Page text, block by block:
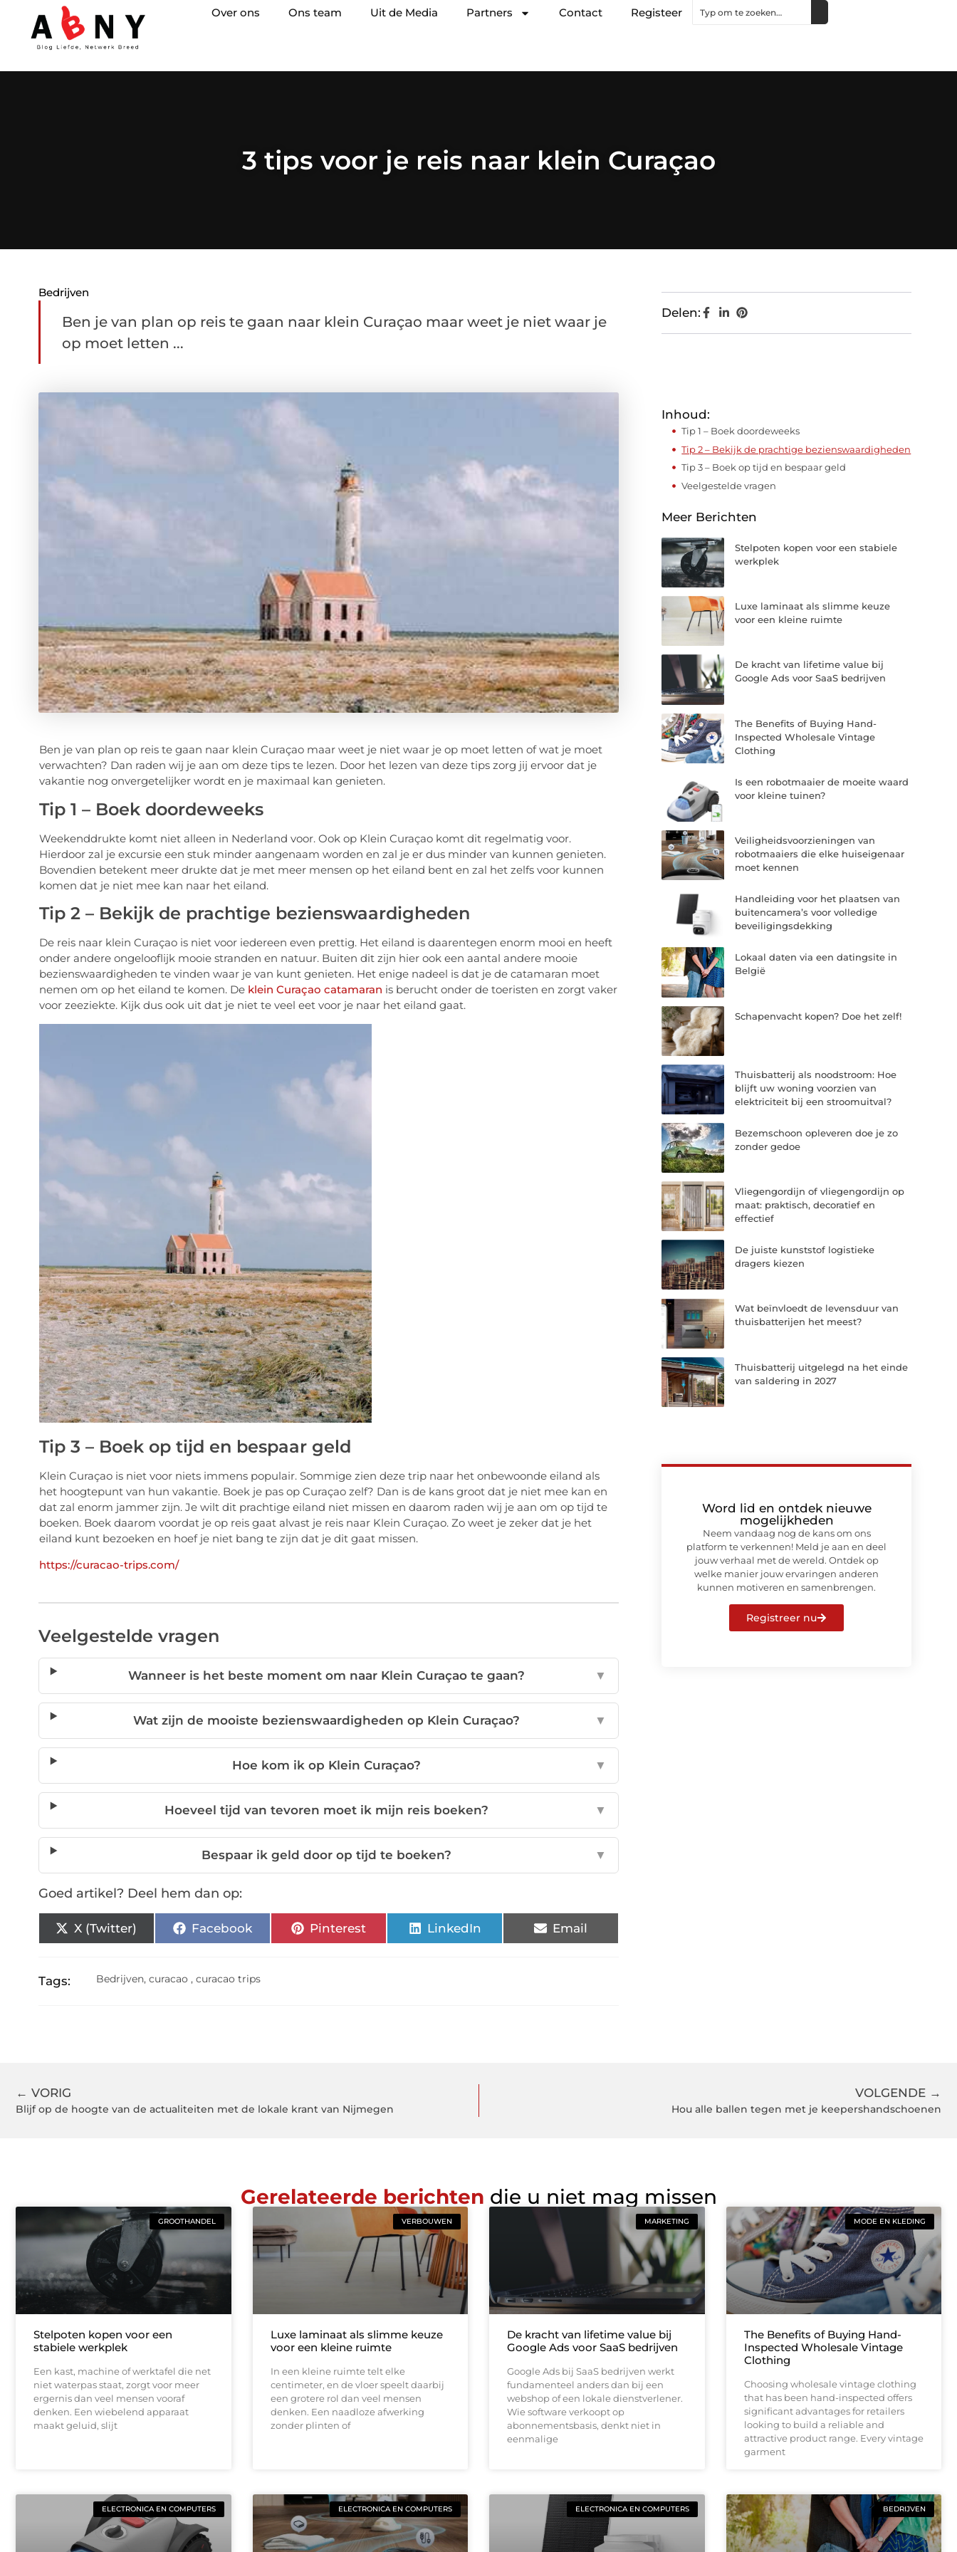
Over ons Ons team Uit de Media Partners Contact Registeer
3 tips voor je reis naar klein Curaçao
Bedrijven
Ben je van plan op reis te gaan naar klein Curaçao maar weet je niet waar je
op moet letten ...
Ben je van plan op reis te gaan naar klein Curaçao maar weet je niet waar je op moet letten of wat je moet
verwachten? Dan raden wij je aan om deze tips te lezen. Door het lezen van deze tips zorg jij ervoor dat je
vakantie nog onvergetelijker wordt en je maximaal kan genieten.
Tip 1 – Boek doordeweeks
Weekenddrukte komt niet alleen in Nederland voor. Ook op Klein Curaçao komt dit regelmatig voor.
Hierdoor zal je excursie een stuk minder aangenaam worden en zal je er dus minder van kunnen genieten.
Bovendien betekent meer drukte dat je met meer mensen op het eiland bent en zal het zelfs voor kunnen
komen dat je niet mee kan naar het eiland.
Tip 2 – Bekijk de prachtige bezienswaardigheden
De reis naar klein Curaçao is niet voor iedereen even prettig. Het eiland is daarentegen enorm mooi en heeft
onder andere ongelooflijk mooie stranden en natuur. Buiten dit zijn hier ook een aantal andere mooie
bezienswaardigheden te vinden waar je van kunt genieten. Het enige nadeel is dat je de catamaran moet
nemen om op het eiland te komen. De klein Curaçao catamaran is berucht onder de toeristen en zorgt vaker
voor zeeziekte. Kijk dus ook uit dat je niet te veel eet voor je naar het eiland gaat.
Tip 3 – Boek op tijd en bespaar geld
Klein Curaçao is niet voor niets immens populair. Sommige zien deze trip naar het onbewoonde eiland als
het hoogtepunt van hun vakantie. Boek je pas op Curaçao zelf? Dan is de kans groot dat je niet mee kan en
dat zal enorm jammer zijn. Je wilt dit prachtige eiland niet missen en daarom raden wij je aan om op tijd te
boeken. Boek daarom voordat je op reis gaat alvast je reis naar Klein Curaçao. Zo weet je zeker dat je het
eiland kunt bezoeken en hoef je niet bang te zijn dat je dit gaat missen.
https://curacao-trips.com/
Veelgestelde vragen
Wanneer is het beste moment om naar Klein Curaçao te gaan? ▼
Wat zijn de mooiste bezienswaardigheden op Klein Curaçao? ▼
Hoe kom ik op Klein Curaçao? ▼
Hoeveel tijd van tevoren moet ik mijn reis boeken? ▼
Bespaar ik geld door op tijd te boeken? ▼
Goed artikel? Deel hem dan op:
X (Twitter) Facebook Pinterest LinkedIn Email
Tags: Bedrijven,curacao ,curacao trips
Delen:
Inhoud:
Tip 1 – Boek doordeweeks
Tip 2 – Bekijk de prachtige bezienswaardigheden
Tip 3 – Boek op tijd en bespaar geld
Veelgestelde vragen
Meer Berichten
Stelpoten kopen voor een stabiele
werkplek
Luxe laminaat als slimme keuze
voor een kleine ruimte
De kracht van lifetime value bij
Google Ads voor SaaS bedrijven
The Benefits of Buying Hand-
Inspected Wholesale Vintage
Clothing
Is een robotmaaier de moeite waard
voor kleine tuinen?
Veiligheidsvoorzieningen van
robotmaaiers die elke huiseigenaar
moet kennen
Handleiding voor het plaatsen van
buitencamera’s voor volledige
beveiligingsdekking
Lokaal daten via een datingsite in
België
Schapenvacht kopen? Doe het zelf!
Thuisbatterij als noodstroom: Hoe
blijft uw woning voorzien van
elektriciteit bij een stroomuitval?
Bezemschoon opleveren doe je zo
zonder gedoe
Vliegengordijn of vliegengordijn op
maat: praktisch, decoratief en
effectief
De juiste kunststof logistieke
dragers kiezen
Wat beïnvloedt de levensduur van
thuisbatterijen het meest?
Thuisbatterij uitgelegd na het einde
van saldering in 2027
Word lid en ontdek nieuwe
mogelijkheden
Neem vandaag nog de kans om ons
platform te verkennen! Meld je aan en deel
jouw verhaal met de wereld. Ontdek op
welke manier jouw ervaringen anderen
kunnen motiveren en samenbrengen.
Registreer nu
← VORIG
Blijf op de hoogte van de actualiteiten met de lokale krant van Nijmegen
VOLGENDE →
Hou alle ballen tegen met je keepershandschoenen
Gerelateerde berichten die u niet mag missen
GROOTHANDEL
Stelpoten kopen voor een
stabiele werkplek
Een kast, machine of werktafel die net
niet waterpas staat, zorgt voor meer
ergernis dan veel mensen vooraf
denken. Een wiebelend apparaat
maakt geluid, slijt
VERBOUWEN
Luxe laminaat als slimme keuze
voor een kleine ruimte
In een kleine ruimte telt elke
centimeter, en de vloer speelt daarbij
een grotere rol dan veel mensen
denken. Een naadloze afwerking
zonder plinten of
MARKETING
De kracht van lifetime value bij
Google Ads voor SaaS bedrijven
Google Ads bij SaaS bedrijven werkt
fundamenteel anders dan bij een
webshop of een lokale dienstverlener.
Wie software verkoopt op
abonnementsbasis, denkt niet in
eenmalige
MODE EN KLEDING
The Benefits of Buying Hand-
Inspected Wholesale Vintage
Clothing
Choosing wholesale vintage clothing
that has been hand-inspected offers
significant advantages for retailers
looking to build a reliable and
attractive product range. Every vintage
garment
ELECTRONICA EN COMPUTERS ELECTRONICA EN COMPUTERS ELECTRONICA EN COMPUTERS BEDRIJVEN